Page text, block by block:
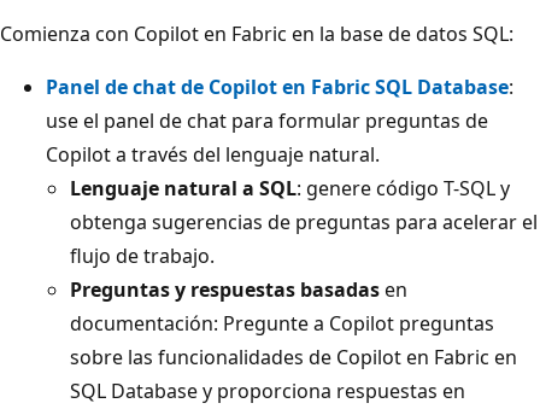
Comienza con Copilot en Fabric en la base de datos SQL:
Panel de chat de Copilot en Fabric SQL Database:
use el panel de chat para formular preguntas de
Copilot a través del lenguaje natural.
Lenguaje natural a SQL: genere código T-SQL y
obtenga sugerencias de preguntas para acelerar el
flujo de trabajo.
Preguntas y respuestas basadasen
documentación: Pregunte a Copilot preguntas
sobre las funcionalidades de Copilot en Fabric en
SQL Database y proporciona respuestas en